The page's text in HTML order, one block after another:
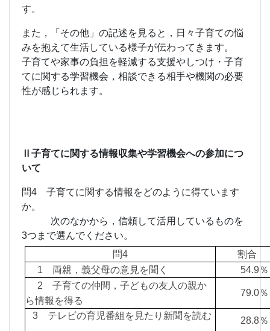
す。
また，「その他」の記述を見ると，日々子育ての悩
みを抱えて生活している様子が伝わってきます。
子育てや家事の負担を軽減する支援やしつけ・子育
てに関する学習機会，相談できる相手や機関の必要
性が感じられます。
Ⅱ子育てに関する情報収集や学習機会への参加につ
いて
問4 子育てに関する情報をどのように得ています
か。
次のなかから，信頼して活用しているものを
3つまで選んでください。
問4
割合
1 両親，義父母の意見を聞く
54.9
2 子育ての仲間，子どもの友人の親か
ら情報を得る
79.0
3 テレビの育児番組を見たり新聞を読む
28.8